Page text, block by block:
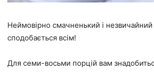
Неймовірно смачненький і незвичайний
сподобається всім!
Для семи-восьми порцій вам